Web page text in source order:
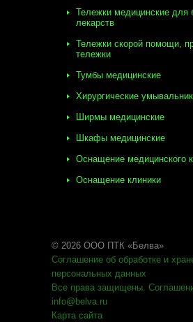
Тележки медицинские для
лекарств
Тележки скорой помощи,
тележки
Тумбы медицинские
Хирургические
Ширмы медицинские
Шкафы медицинские
Оснащение медицинского
Оснащение клиники
© 2026 ООО ПТК «Белва»
Соглашение об обработке и
персональных данных
Все права защищены.
info@belva.ru
Карта сайта